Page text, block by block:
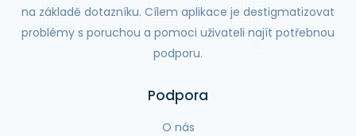
na základě dotazníku. Cílem aplikace je destigmatizovat
problémy s poruchou a pomoci uživateli najít potřebnou
podporu.
Podpora
O nás